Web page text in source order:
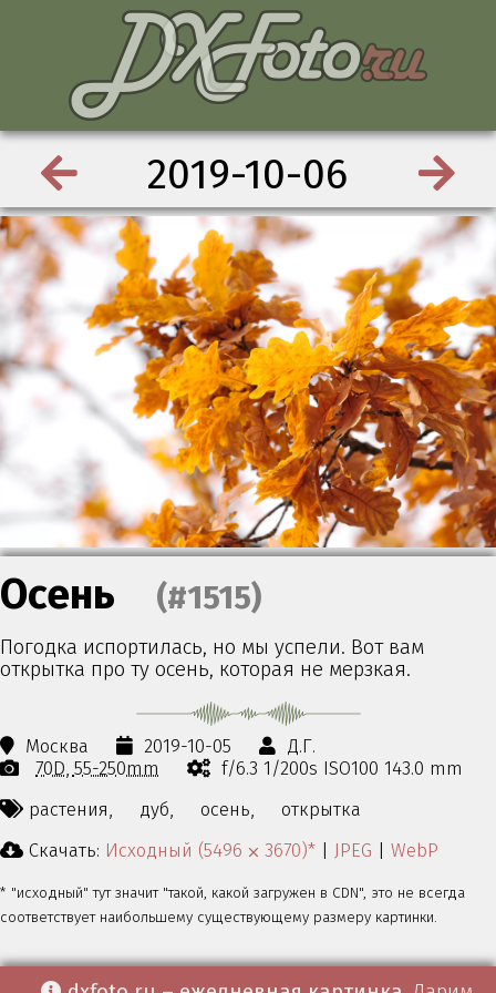
2019-10-06
Осень (#1515)
Погодка испортилась, но мы успели. Вот вам
открытка про ту осень, которая не мерзкая.
Москва 2019-10-05
Д.Г.
70D 55-250mm
f/6.3 1/200s ISO100 143.0 mm
растения,
дуб, осень,
открытка
Скачать: Исходный (5496 ⨉ 3670)* | JPEG | WebP
* "исходный" тут значит "такой, какой загружен в CDN", это не всегда
соответствует наибольшему существующему размеру картинки.